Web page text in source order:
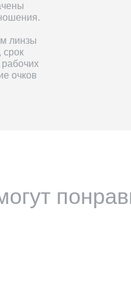
линзы
срок
рабочих
очков